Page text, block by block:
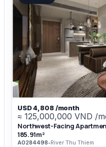
USD 4,808 /month
≈ 125,000,000 VND /
Northwest-Facing
185.91m²
A0284498•River Thu Thiem